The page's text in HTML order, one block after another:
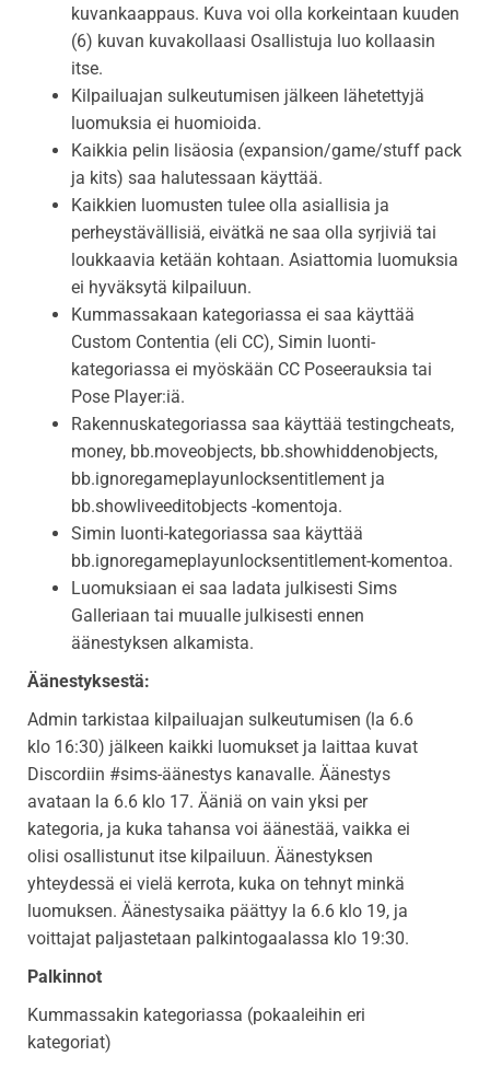
kuvankaappaus. Kuva voi olla korkeintaan kuuden
(6) kuvan kuvakollaasi Osallistuja luo kollaasin
itse.
Kilpailuajan sulkeutumisen jälkeen lähetettyjä
luomuksia ei huomioida.
Kaikkia pelin lisäosia (expansion/game/stuff pack
ja kits) saa halutessaan käyttää.
Kaikkien luomusten tulee olla asiallisia ja
perheystävällisiä, eivätkä ne saa olla syrjiviä tai
loukkaavia ketään kohtaan. Asiattomia luomuksia
ei hyväksytä kilpailuun.
Kummassakaan kategoriassa ei saa käyttää
Custom Contentia (eli CC), Simin luonti-
kategoriassa ei myöskään CC Poseerauksia tai
Pose Player:iä.
Rakennuskategoriassa saa käyttää testingcheats,
money, bb.moveobjects, bb.showhiddenobjects,
bb.ignoregameplayunlocksentitlement ja
bb.showliveeditobjects -komentoja.
Simin luonti-kategoriassa saa käyttää
bb.ignoregameplayunlocksentitlement-komentoa.
Luomuksiaan ei saa ladata julkisesti Sims
Galleriaan tai muualle julkisesti ennen
äänestyksen alkamista.
Äänestyksestä:
Admin tarkistaa kilpailuajan sulkeutumisen (la 6.6
klo 16:30) jälkeen kaikki luomukset ja laittaa kuvat
Discordiin #sims-äänestys kanavalle. Äänestys
avataan la 6.6 klo 17. Ääniä on vain yksi per
kategoria, ja kuka tahansa voi äänestää, vaikka ei
olisi osallistunut itse kilpailuun. Äänestyksen
yhteydessä ei vielä kerrota, kuka on tehnyt minkä
luomuksen. Äänestysaika päättyy la 6.6 klo 19, ja
voittajat paljastetaan palkintogaalassa klo 19:30.
Palkinnot
Kummassakin kategoriassa (pokaaleihin eri
kategoriat)